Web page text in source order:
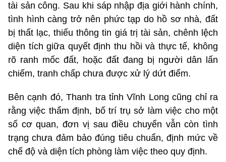
tài sản công. Sau khi sáp nhập địa giới hành chính,
tình hình càng trở nên phức tạp do hồ sơ nhà, đất
bị thất lạc, thiếu thông tin giá trị tài sản, chênh lệch
diện tích giữa quyết định thu hồi và thực tế, không
rõ ranh mốc đất, hoặc đất đang bị người dân lấn
chiếm, tranh chấp chưa được xử lý dứt điểm.
Bên cạnh đó, Thanh tra tỉnh Vĩnh Long cũng chỉ ra
rằng việc thẩm định, bố trí trụ sở làm việc cho một
số cơ quan, đơn vị sau điều chuyển vẫn còn tình
trạng chưa đảm bảo đúng tiêu chuẩn, định mức về
chế độ và diện tích phòng làm việc theo quy định.